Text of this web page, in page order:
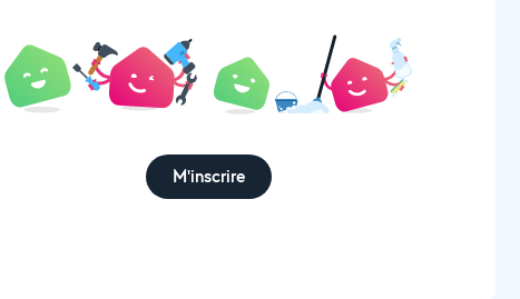
M'inscrire